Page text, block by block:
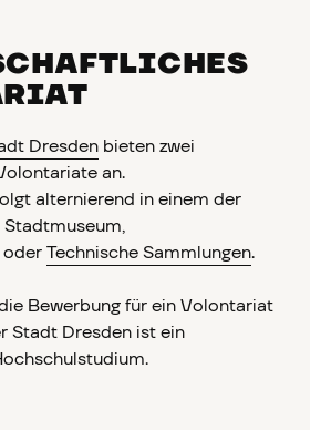
Dresden bieten zwei
an.
alternierend in einem der
Stadtmuseum,
oder Technische Sammlungen.
Bewerbung für ein Volontariat
Stadt Dresden ist ein